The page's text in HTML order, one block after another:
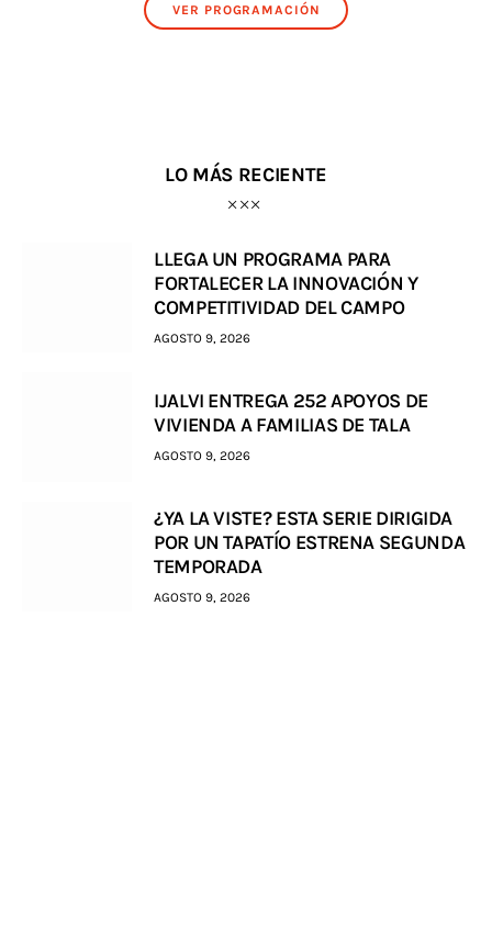
VER PROGRAMACIÓN
LO MÁS RECIENTE
LLEGA UN PROGRAMA PARA
FORTALECER LA INNOVACIÓN Y
COMPETITIVIDAD DEL CAMPO
AGOSTO 9, 2026
IJALVI ENTREGA 252 APOYOS DE
VIVIENDA A FAMILIAS DE TALA
AGOSTO 9, 2026
¿YA LA VISTE? ESTA SERIE DIRIGIDA
POR UN TAPATÍO ESTRENA SEGUNDA
TEMPORADA
AGOSTO 9, 2026